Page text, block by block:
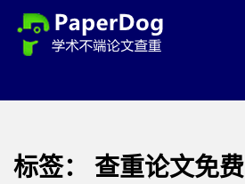
标签： 查重论文免费